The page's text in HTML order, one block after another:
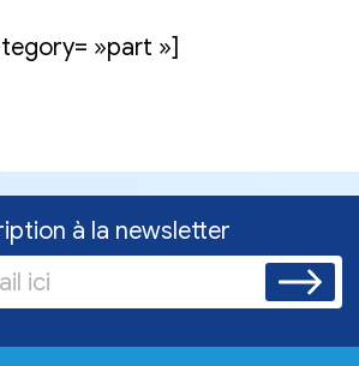
»part »]
à la newsletter